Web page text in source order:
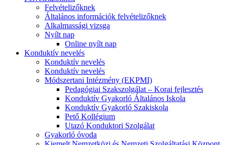
Felvételizőknek
Általános információk felvételizőknek
Alkalmassági vizsga
Nyílt nap
Online nyílt nap
Konduktív nevelés
Konduktív nevelés
Konduktív nevelés
Módszertani Intézmény (EKPMI)
Pedagógiai Szakszolgálat – Korai fejlesztés
Konduktív Gyakorló Általános Iskola
Konduktív Gyakorló Szakiskola
Pető Kollégium
Utazó Konduktori Szolgálat
Gyakorló óvoda